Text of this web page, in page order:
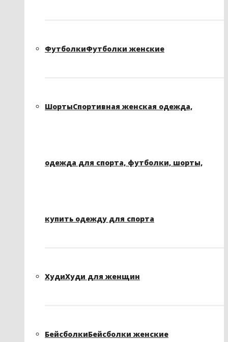
ФутболкиФутболки женские
ШортыСпортивная женская одежда,
одежда для спорта, футболки, шорты,
купить одежду для спорта
ХудиХуди для женщин
БейсболкиБейсболки женские